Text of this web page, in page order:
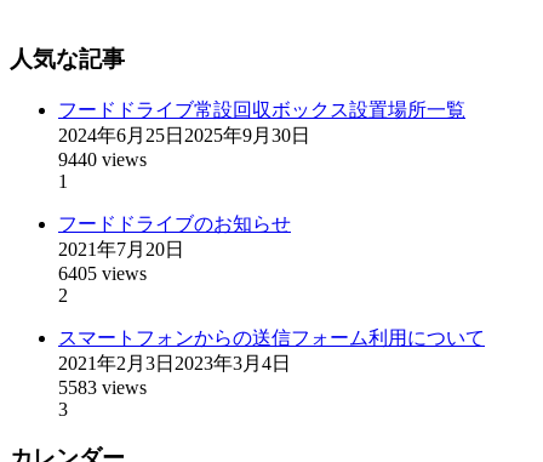
人気な記事
フードドライブ常設回収ボックス設置場所一覧
2024年6月25日 2025年9月30日
9440 views
1
フードドライブのお知らせ
2021年7月20日
6405 views
2
スマートフォンからの送信フォーム利用について
2021年2月3日 2023年3月4日
5583 views
3